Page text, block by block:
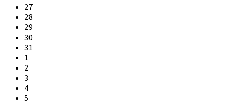
Skip
calendar
days
27
28
29
30
31
1
2
3
4
5